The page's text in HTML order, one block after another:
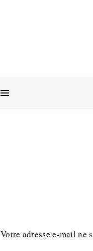
Votre adresse e-mail ne